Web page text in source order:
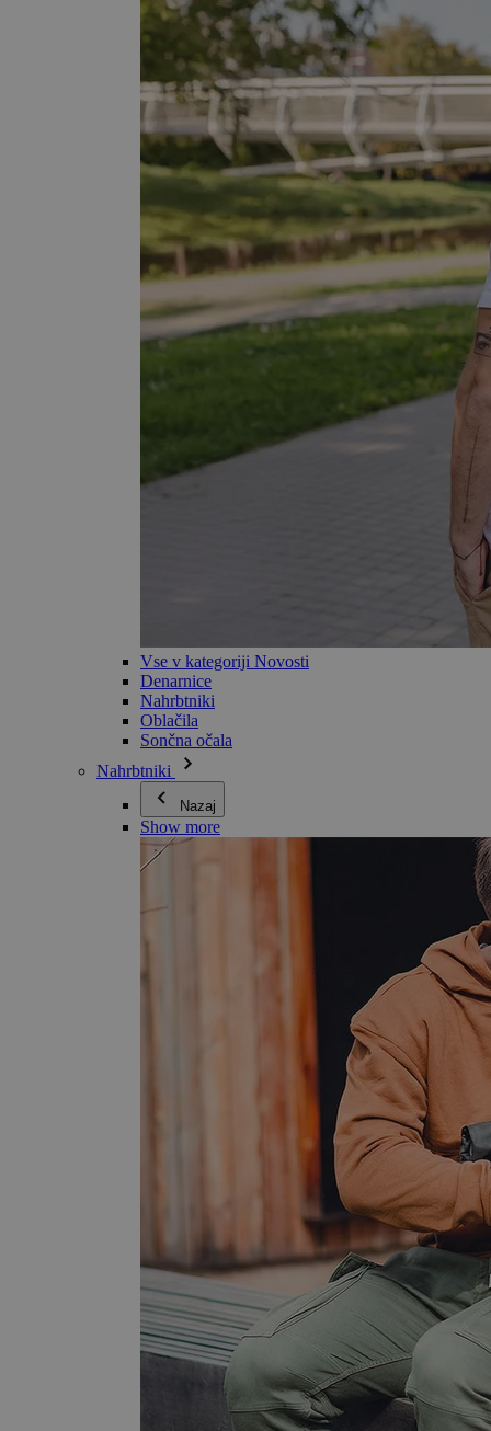
Vse v kategoriji Novosti
Denarnice
Nahrbtniki
Oblačila
Sončna očala
Nahrbtniki
Nazaj
Show more